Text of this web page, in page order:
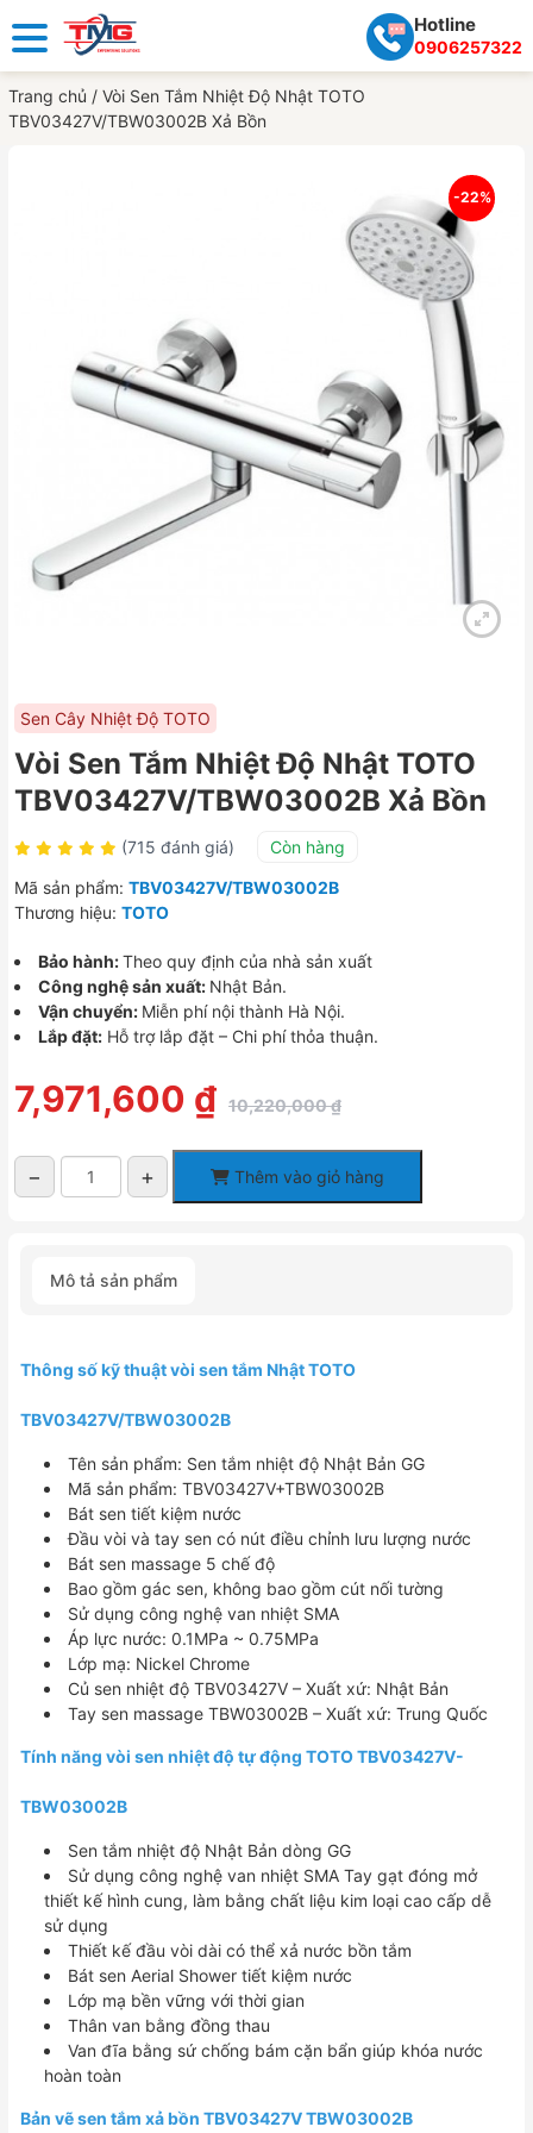
Hotline
0906257322
Trang chủ / Vòi Sen Tắm Nhiệt Độ Nhật TOTO
TBV03427V/TBW03002B Xả Bồn
-22%
Sen Cây Nhiệt Độ TOTO
Vòi Sen Tắm Nhiệt Độ Nhật TOTO
TBV03427V/TBW03002B Xả Bồn
(715 đánh giá)
Còn hàng
Mã sản phẩm: TBV03427V/TBW03002B
Thương hiệu: TOTO
Bảo hành:Theo quy định của nhà sản xuất
Công nghệ sản xuất: Nhật Bản.
Vận chuyển: Miễn phí nội thành Hà Nội.
Lắp đặt: Hỗ trợ lắp đặt – Chi phí thỏa thuận.
10,220,000₫
Giá
gốc
10,220,000 ₫.
7,971,600 ₫
Giá
hiện
là:
7,971,600 ₫.
TBV03427V/TBW03002B
Bồn
lượng
− + Thêm vào giỏ hàng
Mô tả sản phẩm
Thông số kỹ thuật vòi sen tắm Nhật TOTO
TBV03427V/TBW03002B
Tên sản phẩm: Sen tắm nhiệt độ Nhật Bản GG
​Mã sản phẩm: TBV03427V+TBW03002B
Bát sen tiết kiệm nước
Đầu vòi và tay sen có nút điều chỉnh lưu lượng nước
Bát sen massage 5 chế độ
Bao gồm gác sen, không bao gồm cút nối tường
Sử dụng công nghệ van nhiệt SMA
Áp lực nước: 0.1MPa ~ 0.75MPa
Lớp mạ: Nickel Chrome
Củ sen nhiệt độ TBV03427V – Xuất xứ: Nhật Bản
Tay sen massage TBW03002B – Xuất xứ: Trung Quốc
Tính năng vòi sen nhiệt độ tự động TOTO TBV03427V-
TBW03002B
Sen tắm nhiệt độ Nhật Bản dòng GG
Sử dụng công nghệ van nhiệt SMA Tay gạt đóng mở
thiết kế hình cung, làm bằng chất liệu kim loại cao cấp dễ
sử dụng
Thiết kế đầu vòi dài có thể xả nước bồn tắm
Bát sen Aerial Shower tiết kiệm nước
Lớp mạ bền vững với thời gian
Thân van bằng đồng thau
Van đĩa bằng sứ chống bám cặn bẩn giúp khóa nước
hoàn toàn
Bản vẽ sen tắm xả bồn TBV03427V TBW03002B